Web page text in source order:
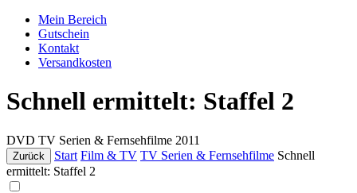
Mein Bereich
Gutschein
Kontakt
Versandkosten
Schnell ermittelt: Staffel 2
DVD TV Serien & Fernsehfilme 2011
Zurück Start Film & TV TV Serien & Fernsehfilme Schnell
ermittelt: Staffel 2